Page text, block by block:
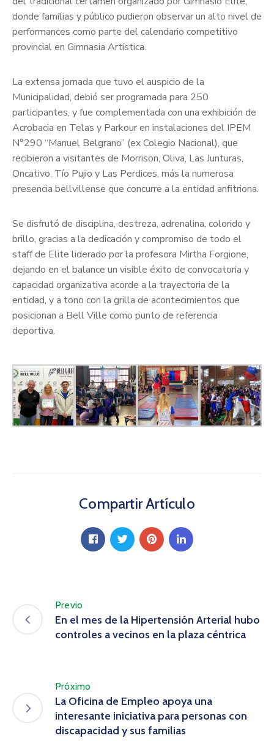
donde familias y público pudieron observar un alto nivel de
performances como parte del calendario competitivo
provincial en Gimnasia Artística.
La extensa jornada que tuvo el auspicio de la
Municipalidad, debió ser programada para 250
participantes, y fue complementada con una exhibición de
Acrobacia en Telas y Parkour en instalaciones del IPEM
N°290 “Manuel Belgrano” (ex Colegio Nacional), que
recibieron a visitantes de Morrison, Oliva, Las Junturas,
Oncativo, Tío Pujio y Las Perdices, más la numerosa
presencia bellvillense que concurre a la entidad anfitriona.
Se disfrutó de disciplina, destreza, adrenalina, colorido y
brillo, gracias a la dedicación y compromiso de todo el
staff de Elite liderado por la profesora Mirtha Forgione,
dejando en el balance un visible éxito de convocatoria y
capacidad organizativa acorde a la trayectoria de la
entidad, y a tono con la grilla de acontecimientos que
posicionan a Bell Ville como punto de referencia
deportiva.
Compartir Artículo
Previo
En el mes de la Hipertensión Arterial hubo
controles a vecinos en la plaza céntrica
Próximo
La Oficina de Empleo apoya una
interesante iniciativa para personas con
discapacidad y sus familias